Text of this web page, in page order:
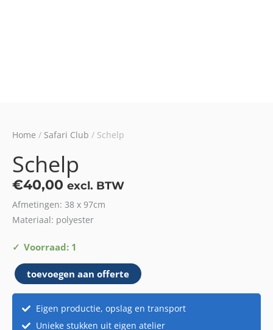
Home / Safari Club / Schelp
Schelp
€40,00 excl. BTW
Afmetingen: 38 x 97cm
Materiaal: polyester
Voorraad: 1
Schelp
aantal
toevoegen aan offerte
Eigen productie, opslag en transport
Unieke stukken uit eigen atelier